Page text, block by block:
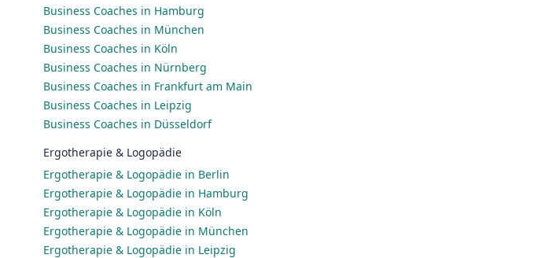
Business Coaches in Hamburg
Business Coaches in München
Business Coaches in Köln
Business Coaches in Nürnberg
Business Coaches in Frankfurt am Main
Business Coaches in Leipzig
Business Coaches in Düsseldorf
Ergotherapie & Logopädie
Ergotherapie & Logopädie in Berlin
Ergotherapie & Logopädie in Hamburg
Ergotherapie & Logopädie in Köln
Ergotherapie & Logopädie in München
Ergotherapie & Logopädie in Leipzig